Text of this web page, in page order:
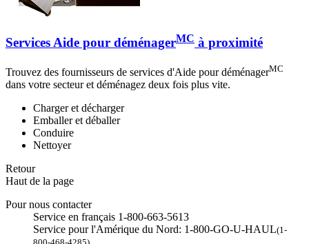
Services Aide pour déménagerMC à proximité
Trouvez des fournisseurs de services d'Aide pour déménagerMC
dans votre secteur et déménagez deux fois plus vite.
Charger et décharger
Emballer et déballer
Conduire
Nettoyer
Retour
Haut de la page
Pour nous contacter
Service en français 1-800-663-5613
Service pour l'Amérique du Nord: 1-800-GO-U-HAUL(1-